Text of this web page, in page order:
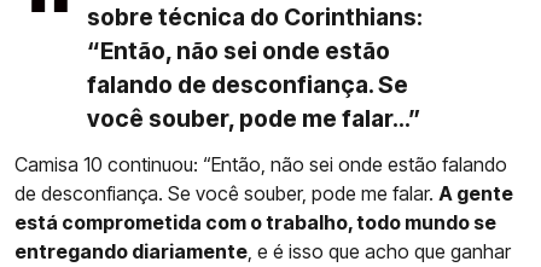
sobre técnica do Corinthians:
“Então, não sei onde estão
falando de desconfiança. Se
você souber, pode me falar...”
Camisa 10 continuou: “Então, não sei onde estão falando
de desconfiança. Se você souber, pode me falar. A gente
está comprometida com o trabalho, todo mundo se
entregando diariamente, e é isso que acho que ganhar